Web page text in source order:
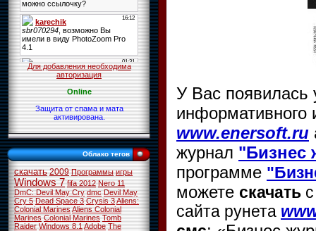
Для добавления необходима
авторизация
Online
Защита от спама и мата
активирована.
Облако тегов
скачать 2009 Программы игры
Windows 7 fifa 2012 Nero 11
DmC: Devil May Cry dmc Devil May
Cry 5 Dead Space 3 Crysis 3Aliens:
Colonial MarinesAliens Colonial
Marines Colonial Marines Tomb
Raider Windows 8.1Adobe The
У Вас появилась
информативного
www.enersoft.ru
журнал "Бизнес
программе
можете скачать
сайта рунета